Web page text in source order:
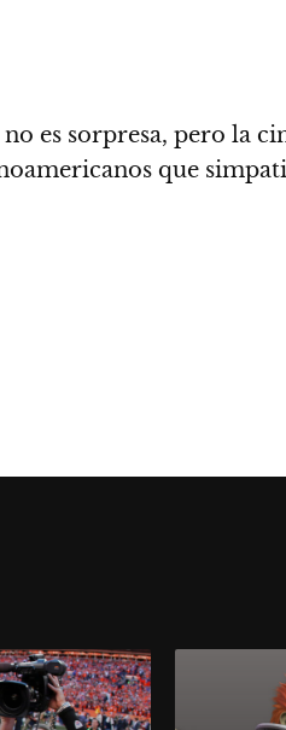
es sorpresa, pero la
que